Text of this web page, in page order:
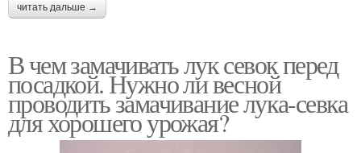
читать дальше →
В чем замачивать лук севок перед
посадкой. Нужно ли весной
проводить замачивание лука-севка
для хорошего урожая?